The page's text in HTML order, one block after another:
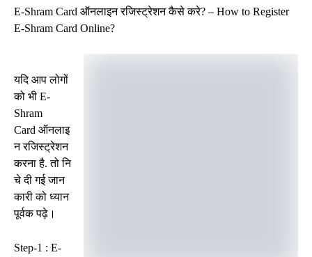
E-Shram Card ऑनलाइन रजिस्ट्रेशन कैसे करे? – How to Register
E-Shram Card Online?
यदि आप लोगों
को भी E-
Shram
Card ऑनलाइ
न रजिस्ट्रेशन
करना है. तो नि
चे दी गई जान
कारी को ध्यान
पूर्वक पढ़े।
Step-1 : E-